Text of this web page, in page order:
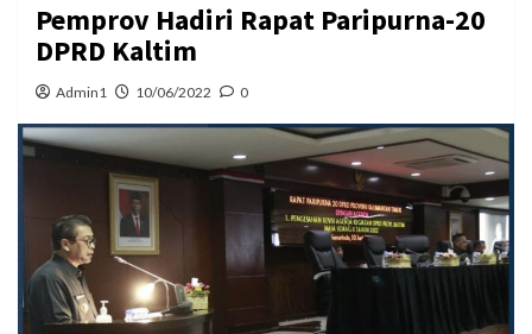
Pemprov Hadiri Rapat Paripurna-20
DPRD Kaltim
Admin1 10/06/2022 0